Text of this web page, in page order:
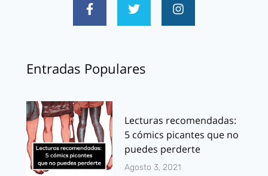
Entradas Populares
Lecturas recomendadas:
5 cómics picantes que no
puedes perderte
Agosto 3, 2021